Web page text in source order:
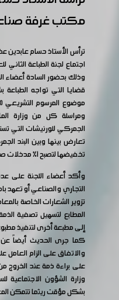
مكتب غرفة
ترأس الأستاذ حسام
وذلك بحضور السادة أعضاء
قضايا التي تواجه
ومراسلة كل من وزارة
الجمركي للورنيشات التي
تعارض بينها وبين البند
تخفيضها لتصبح 1% مدخلات صناعية.
وأكد أعضاء اللجنة على
التجاري والصناعي أو تعهد
تزوير الشعارات الخاصة
المطابع لتسهيل تصفية
إلى مطبعة أخرى لتنفيذ
كما جرى الحديث أيضاً عن
والاتفاق على الزام
على براءة ذمة عند
وزارة الشؤون الاجتماعية
بشكل مؤقت ريثما تتمكن